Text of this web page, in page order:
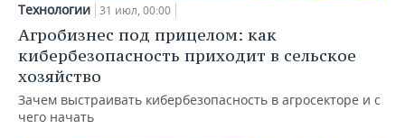
Технологии 31 июл, 00:00
Агробизнес под прицелом: как
кибербезопасность приходит в сельское
хозяйство
Зачем выстраивать кибербезопасность в агросекторе и с
чего начать